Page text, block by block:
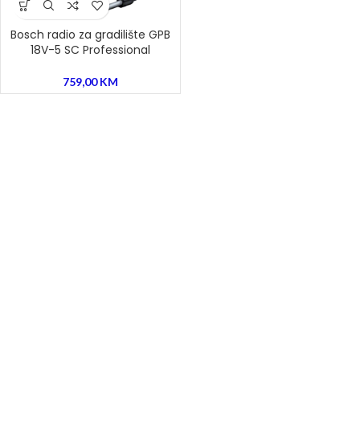
Bosch radio za gradilište GPB
18V-5 SC Professional
759,00KM